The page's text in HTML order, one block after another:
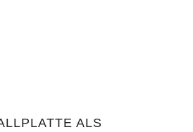
5.00
ALS